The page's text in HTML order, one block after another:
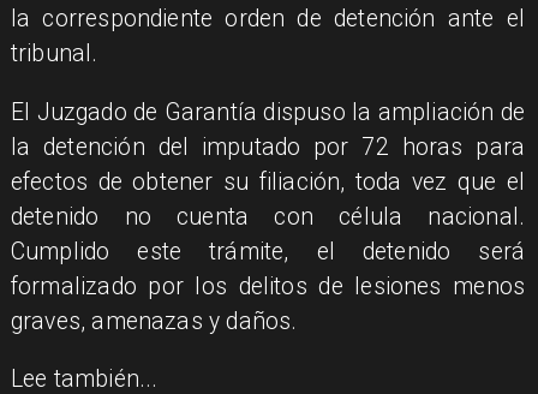
la correspondiente orden de detención ante el
tribunal.
El Juzgado de Garantía dispuso la ampliación de
la detención del imputado por 72 horas para
efectos de obtener su filiación, toda vez que el
detenido no cuenta con célula nacional.
Cumplido este trámite, el detenido será
formalizado por los delitos de lesiones menos
graves, amenazas y daños.
Lee también...